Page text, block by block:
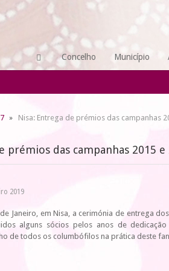
Concelho Município
Nisa: Entrega de prémios das campanhas
prémios das campanhas 2015
2019
Janeiro, em Nisa, a cerimónia de entrega
alguns sócios pelos anos de
de todos os columbófilos na prática deste